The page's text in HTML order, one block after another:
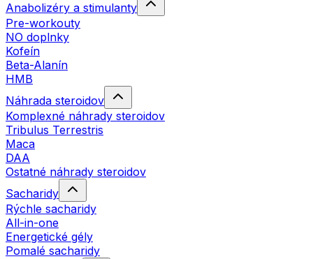
Anabolizéry a stimulanty
Pre-workouty
NO doplnky
Kofeín
Beta-Alanín
HMB
Náhrada steroidov
Komplexné náhrady steroidov
Tribulus Terrestris
Maca
DAA
Ostatné náhrady steroidov
Sacharidy
Rýchle sacharidy
All-in-one
Energetické gély
Pomalé sacharidy